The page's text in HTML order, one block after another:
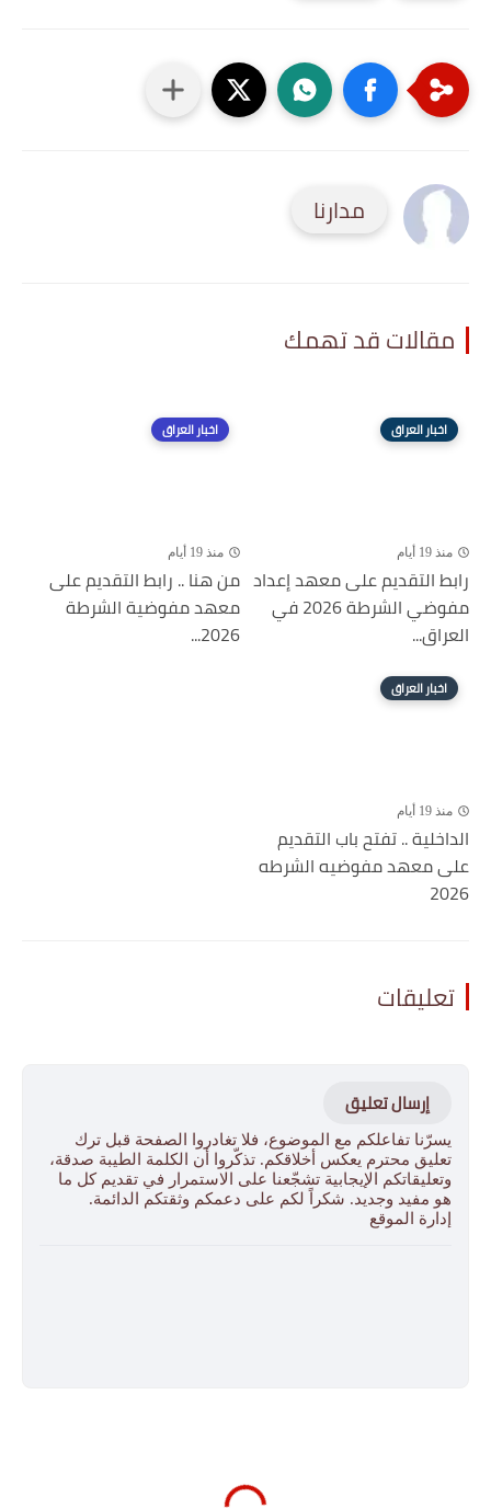
مدارنا
مقالات قد تهمك
اخبار العراق
منذ 19 أيام
رابط التقديم على معهد إعداد
مفوضي الشرطة 2026 في
العراق...
اخبار العراق
منذ 19 أيام
من هنا .. رابط التقديم على
معهد مفوضية الشرطة
2026...
اخبار العراق
منذ 19 أيام
الداخلية .. تفتح باب التقديم
على معهد مفوضيه الشرطه
2026
تعليقات
إرسال تعليق
يسرّنا تفاعلكم مع الموضوع، فلا تغادروا الصفحة قبل ترك
تعليق محترم يعكس أخلاقكم. تذكّروا أن الكلمة الطيبة صدقة،
وتعليقاتكم الإيجابية تشجّعنا على الاستمرار في تقديم كل ما
هو مفيد وجديد. شكراً لكم على دعمكم وثقتكم الدائمة.
إدارة الموقع